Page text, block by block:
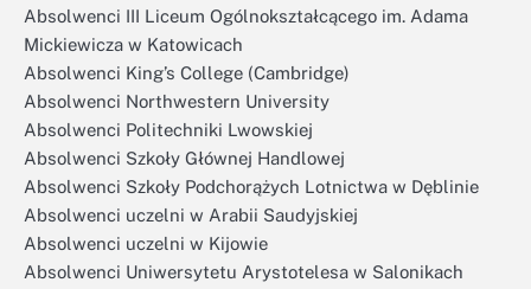
Absolwenci III Liceum Ogólnokształcącego im. Adama
Mickiewicza w Katowicach
Absolwenci King’s College (Cambridge)
Absolwenci Northwestern University
Absolwenci Politechniki Lwowskiej
Absolwenci Szkoły Głównej Handlowej
Absolwenci Szkoły Podchorążych Lotnictwa w Dęblinie
Absolwenci uczelni w Arabii Saudyjskiej
Absolwenci uczelni w Kijowie
Absolwenci Uniwersytetu Arystotelesa w Salonikach